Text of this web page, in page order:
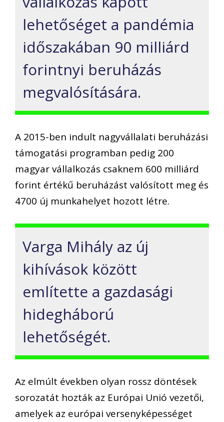
lehetőséget a pandémia
időszakában 90 milliárd
forintnyi beruházás
megvalósítására.
A 2015-ben indult nagyvállalati beruházási
támogatási programban pedig 200
magyar vállalkozás csaknem 600 milliárd
forint értékű beruházást valósított meg és
4700 új munkahelyet hozott létre.
Varga Mihály az új
kihívások között
említette a gazdasági
hidegháború
lehetőségét.
Az elmúlt években olyan rossz döntések
sorozatát hozták az Európai Unió vezetői,
amelyek az európai versenyképességet